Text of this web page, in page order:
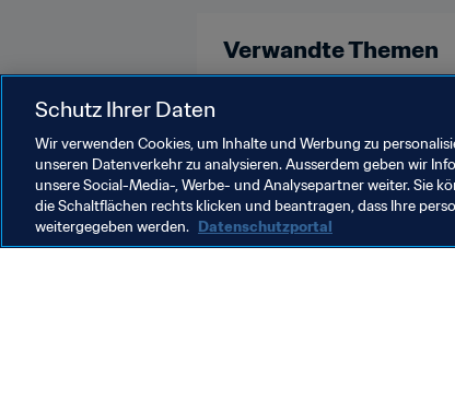
Verwandte Themen
Schutz Ihrer Daten
Wir verwenden Cookies, um Inhalte und Werbung zu
unseren Datenverkehr zu analysieren. Ausserdem geben wir
unsere Social-Media-, Werbe- und Analysepartner weiter. Sie
die Schaltflächen rechts klicken und beantragen, dass Ihre
weitergegeben werden. Datenschutzportal